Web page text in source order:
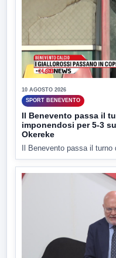
10 AGOSTO 2026
SPORT BENEVENTO
Il Benevento passa il
imponendosi per 5-3
Okereke
Il Benevento passa il turno